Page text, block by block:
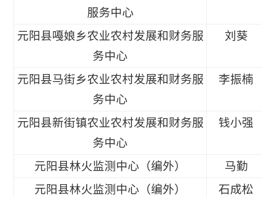
服务中心
元阳县嘠娘乡农业农村发展和财务服
务中心
刘葵
元阳县马街乡农业农村发展和财务服
务中心
李振楠
元阳县新街镇农业农村发展和财务服
务中心
钱小强
元阳县林火监测中心（编外）
马勤
元阳县林火监测中心（编外）
石成松